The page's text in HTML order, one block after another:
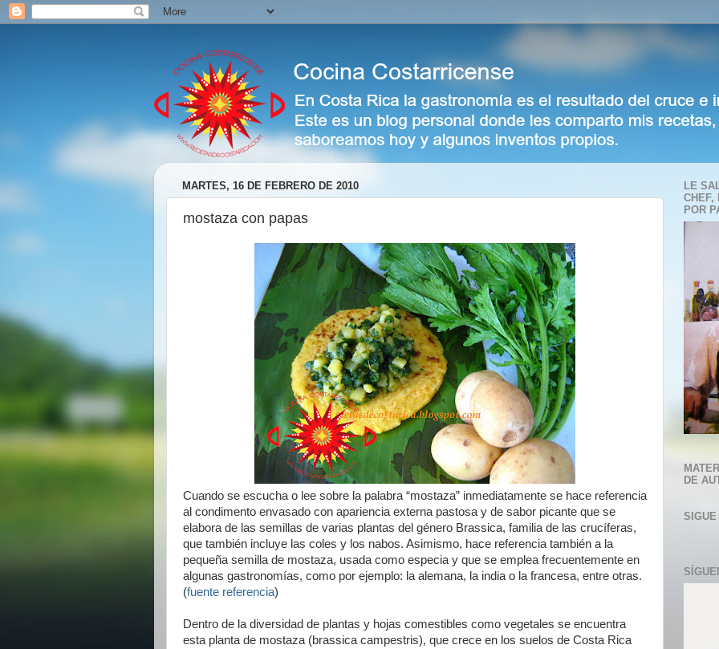
MARTES, 16 DE FEBRERO DE 2010
mostaza con papas
Cuando se escucha o lee sobre la palabra “mostaza” inmediatamente se hace referencia
al condimento envasado con apariencia externa pastosa y de sabor picante que se
elabora de las semillas de varias plantas del género Brassica, familia de las crucíferas,
que también incluye las coles y los nabos. Asimismo, hace referencia también a la
pequeña semilla de mostaza, usada como especia y que se emplea frecuentemente en
algunas gastronomías, como por ejemplo: la alemana, la india o la francesa, entre otras.
(fuente referencia)
Dentro de la diversidad de plantas y hojas comestibles como vegetales se encuentra
esta planta de mostaza (brassica campestris), que crece en los suelos de Costa Rica
LE
CHEF,
POR
DE